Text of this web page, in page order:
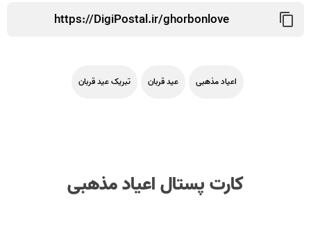
اعیاد مذهبی عید قربان تبریک عید قربان
کارت پستال اعیاد مذهبی